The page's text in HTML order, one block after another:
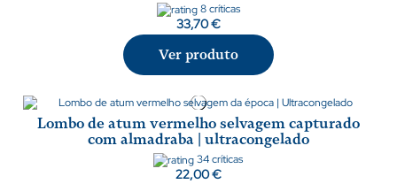
8 críticas
33,70 €
Ver produto
Lombo de atum vermelho selvagem capturado
com almadraba | ultracongelado
34 críticas
22,00 €